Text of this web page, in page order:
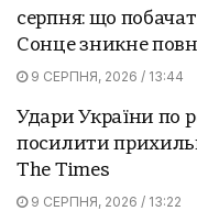
серпня: що
Сонце зникне
9 СЕРПНЯ, 2026 / 13:44
Удари України по
посилити
The Times
9 СЕРПНЯ, 2026 / 13:22